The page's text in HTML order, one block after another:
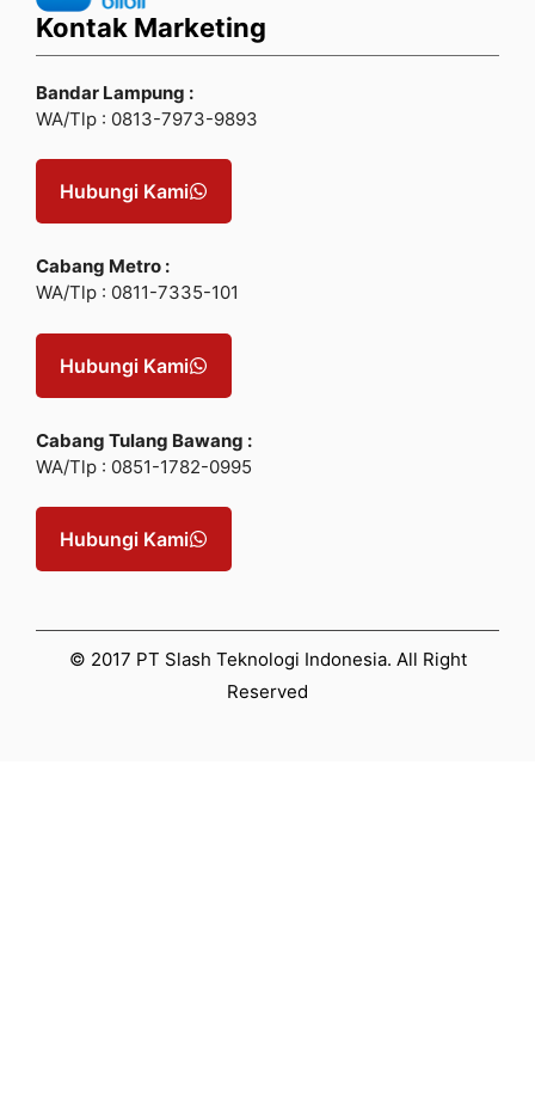
Kontak Marketing
Bandar Lampung :
WA/Tlp : 0813-7973-9893
Hubungi Kami
Cabang Metro :
WA/Tlp : 0811-7335-101
Hubungi Kami
Cabang Tulang Bawang :
WA/Tlp : 0851-1782-0995
Hubungi Kami
© 2017 PT Slash Teknologi Indonesia. All Right
Reserved